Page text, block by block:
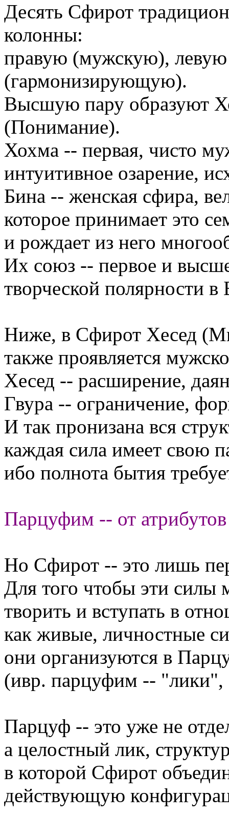
Десять Сфирот
колонны:
правую (мужскую),
(гармонизирующую).
Высшую пару образуют
(Понимание).
Хохма -- первая, чисто
интуитивное озарение,
Бина -- женская сфира,
которое принимает это
и рождает из него
Их союз -- первое и
творческой полярности в
Ниже, в Сфирот Хесед
также проявляется
Хесед -- расширение,
Гвура -- ограничение,
И так пронизана вся
каждая сила имеет свою
ибо полнота бытия
Парцуфим -- от
Но Сфирот -- это лишь
Для того чтобы эти силы
творить и вступать в
как живые, личностные
они организуются в
(ивр. парцуфим --
Парцуф -- это уже не
а целостный лик,
в которой Сфирот
действующую